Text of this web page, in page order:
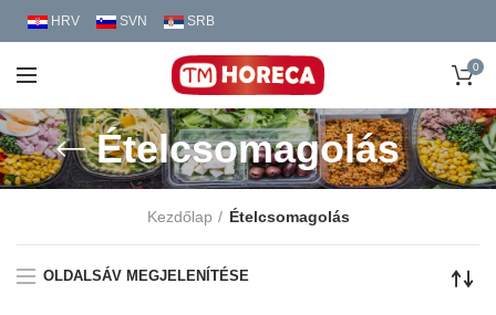
HRV SVN SRB
0
Ételcsomagolás
Kezdőlap Ételcsomagolás
OLDALSÁV MEGJELENÍTÉSE